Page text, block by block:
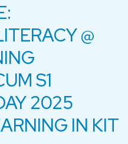
@
S1
2025
IN KIT